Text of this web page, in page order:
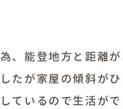
能登地方と距離が
たが家屋の傾斜が
ているので生活が